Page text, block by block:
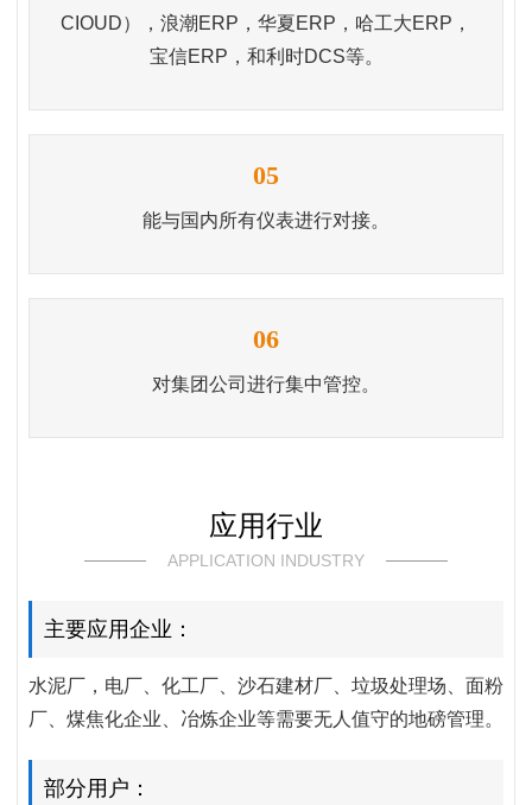
CIOUD），浪潮ERP，华夏ERP，哈工大ERP，
宝信ERP，和利时DCS等。
05
能与国内所有仪表进行对接。
06
对集团公司进行集中管控。
应用行业
APPLICATION INDUSTRY
主要应用企业：
水泥厂，电厂、化工厂、沙石建材厂、垃圾处理场、面粉
厂、煤焦化企业、冶炼企业等需要无人值守的地磅管理。
部分用户：